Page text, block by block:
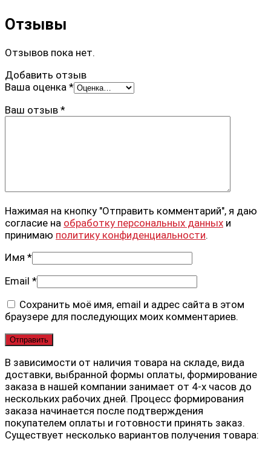
Отзывы
Отзывов пока нет.
Добавить отзыв
Ваша оценка *
Ваш отзыв *
Нажимая на кнопку "Отправить комментарий", я даю
согласие на обработку персональных данных и
принимаю политику конфиденциальности.
Имя *
Email *
Сохранить моё имя, email и адрес сайта в этом
браузере для последующих моих комментариев.
В зависимости от наличия товара на складе, вида
доставки, выбранной формы оплаты, формирование
заказа в нашей компании занимает от 4-х часов до
нескольких рабочих дней. Процесс формирования
заказа начинается после подтверждения
покупателем оплаты и готовности принять заказ.
Существует несколько вариантов получения товара: